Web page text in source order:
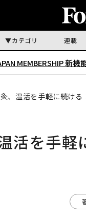
カテゴリ 連載
MEMBERSHIP 新機
、温活を手軽に続ける
活を手軽